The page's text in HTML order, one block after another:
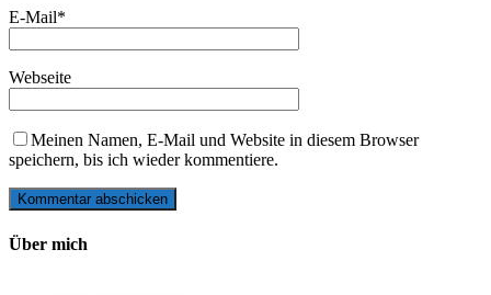
E-Mail*
Webseite
Meinen Namen, E-Mail und Website in diesem Browser
speichern, bis ich wieder kommentiere.
Über mich